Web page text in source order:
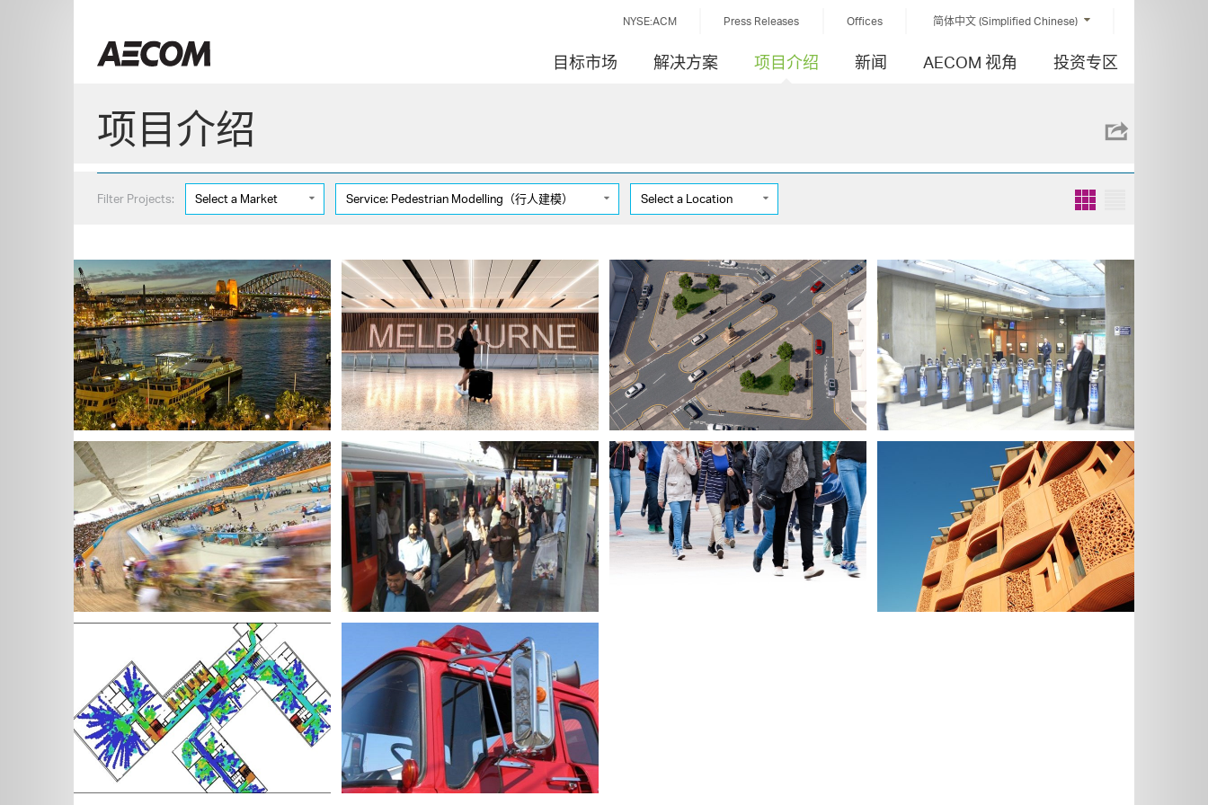
content
NYSE:ACM Press Releases Offices 简体中文 (Simplified Chinese)
目标市场 解决方案 项目介绍 新闻 AECOM 视角 投资专区
项目介绍
Filter Projects: Select a Market Service: Pedestrian Modelling（行人建模） Select a Location